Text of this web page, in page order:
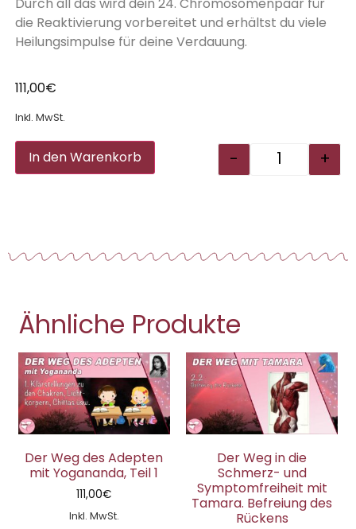
die Reaktivierung vorbereitet und erhältst du viele
Heilungsimpulse für deine Verdauung.
111,00€
Inkl. MwSt.
- +
In den Warenkorb Alternative:
Ähnliche Produkte
Der Weg des Adepten
mit Yogananda, Teil 1
111,00€
Inkl. MwSt.
Der Weg in die
Schmerz- und
Symptomfreiheit mit
Tamara. Befreiung des
Rückens